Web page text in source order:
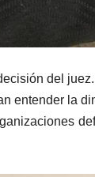
del
entender la